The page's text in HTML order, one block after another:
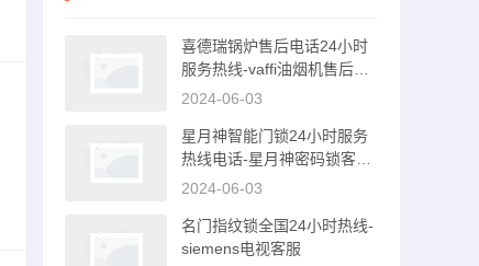
喜德瑞锅炉售后电话24小时
服务热线-vaffi油烟机售后服
务电话
2024-06-03
星月神智能门锁24小时服务
热线电话-星月神密码锁客服
电话
2024-06-03
名门指纹锁全国24小时热线-
siemens电视客服